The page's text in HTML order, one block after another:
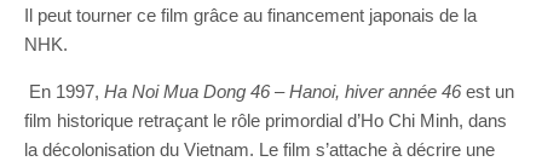
Il peut tourner ce film grâce au financement japonais de la
NHK.
En 1997, Ha Noi Mua Dong 46 –Hanoi, hiver année 46 est un
film historique retraçant le rôle primordial d’Ho Chi Minh, dans
la décolonisation du Vietnam. Le film s’attache à décrire une